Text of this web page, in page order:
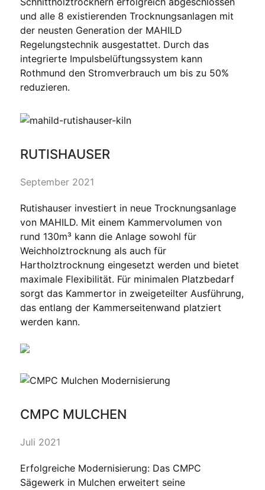
und alle 8 existierenden Trocknungsanlagen mit
der neusten Generation der MAHILD
Regelungstechnik ausgestattet. Durch das
integrierte Impulsbelüftungssystem kann
Rothmund den Stromverbrauch um bis zu 50%
reduzieren.
RUTISHAUSER
September 2021
Rutishauser investiert in neue Trocknungsanlage
von MAHILD. Mit einem Kammervolumen von
rund 130m³ kann die Anlage sowohl für
Weichholztrocknung als auch für
Hartholztrocknung eingesetzt werden und bietet
maximale Flexibilität. Für minimalen Platzbedarf
sorgt das Kammertor in zweigeteilter Ausführung,
das entlang der Kammerseitenwand platziert
werden kann.
CMPC MULCHEN
Juli 2021
Erfolgreiche Modernisierung: Das CMPC
Sägewerk in Mulchen erweitert seine